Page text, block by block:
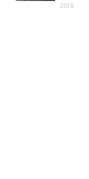
2018